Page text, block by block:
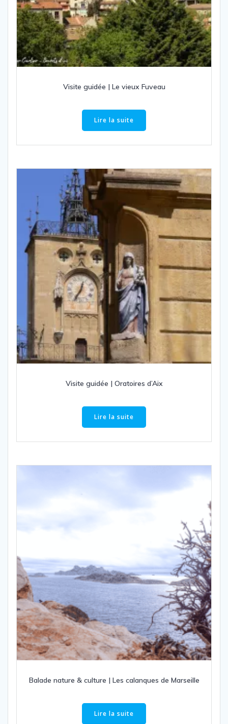
Visite guidée | Le vieux Fuveau
Lire la suite
Visite guidée | Oratoires d’Aix
Lire la suite
Balade nature & culture | Les calanques de Marseille
Lire la suite